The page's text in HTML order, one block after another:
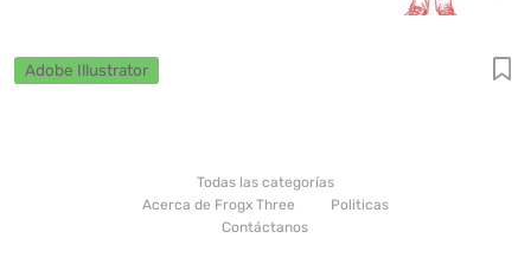
Adobe Illustrator
Todas las categorías
Acerca de Frogx Three
Politicas
Contáctanos